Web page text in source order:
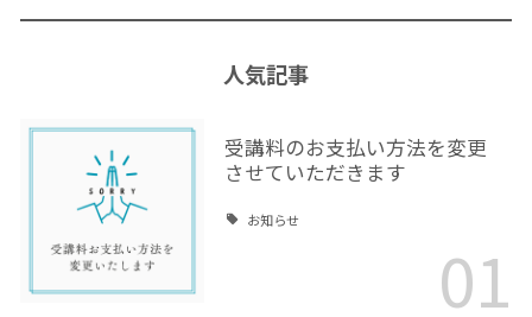
人気記事
受講料のお支払い方法を変更
させていただきます
お知らせ
01